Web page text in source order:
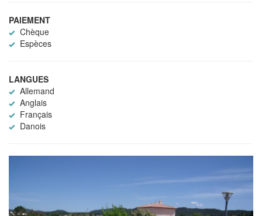
PAIEMENT
Chèque
Espèces
LANGUES
Allemand
Anglais
Français
Danois